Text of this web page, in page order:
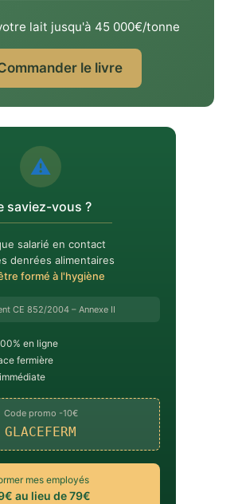
lait jusqu'à 45 000€/tonne
le livre
⚠️
saviez-vous ?
salarié en contact
denrées alimentaires
formé à l'hygiène
CE 852/2004 – Annexe II
en ligne
fermière
Code promo -10€
GLACEFERM
mes employés
au lieu de 79€